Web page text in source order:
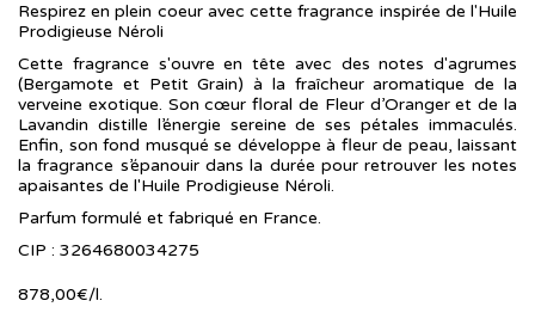
Respirez en plein coeur avec cette fragrance inspirée de l'Huile
Prodigieuse Néroli
Cette fragrance s'ouvre en tête avec des notes d'agrumes
(Bergamote et Petit Grain) à la fraîcheur aromatique de la
verveine exotique. Son cœur floral de Fleur d’Oranger et de la
Lavandin distille l’énergie sereine de ses pétales immaculés.
Enfin, son fond musqué se développe à fleur de peau, laissant
la fragrance s’épanouir dans la durée pour retrouver les notes
apaisantes de l'Huile Prodigieuse Néroli.
Parfum formulé et fabriqué en France.
CIP : 3264680034275
878,00€/l.